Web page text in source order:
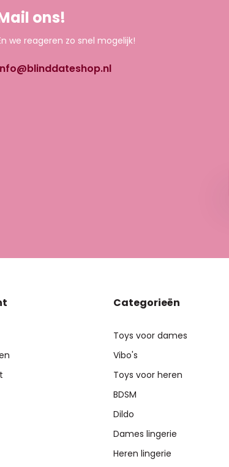
ons!
we reageren zo snel mogelijk!
Categorieën
Toys voor dames
Vibo's
Toys voor heren
BDSM
Dildo
Dames lingerie
Heren lingerie